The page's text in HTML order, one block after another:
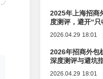
2025年上海招商
度测评，避开“
2026.04.29 18:01
2026年招商外包
深度测评与避坑
2026.04.29 18:01